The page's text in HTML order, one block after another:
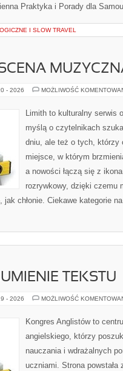
Praktyka i Porady dla
I SLOW TRAVEL
- 2026 MOŻLIWOŚĆ
Limith to kulturalny serwis
myślą o czytelnikach
dniu, ale też o tych, którzy
miejsce, w którym
a nowości łączą się z
rozrywkowy, dzięki czemu
chłonie. Ciekawe kategorie
TEKSTU
- 2026 MOŻLIWOŚĆ
Kongres Anglistów to
angielskiego, którzy
nauczania i wdrażalnych
uczniami. Strona